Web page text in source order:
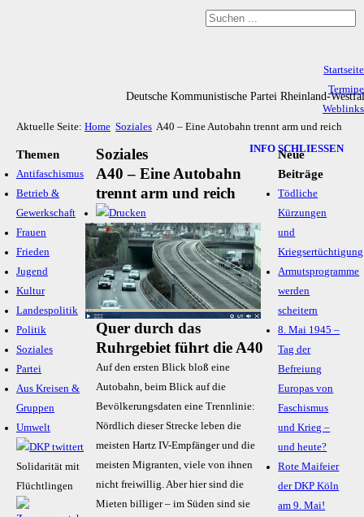
Deutsche Kommunistische Partei Rheinland-
Startseite
Termine
Weblinks
Archiv
Impressum & Datenschutz
Aktuelle Seite: Home Soziales A40 – Eine Autobahn trennt arm und reich
Themen
Antifaschismus
Betrieb &
Gewerkschaft
Frauen
Frieden
Jugend
Kultur
Landespolitik
Politik
Soziales
Partei
Aus Kreisen &
Gruppen
Umwelt
Solidarität mit
Flüchtlingen
Soziales
A40 – Eine Autobahn
trennt arm und reich
Quer durch das
Ruhrgebiet führt die A40
Auf den ersten Blick bloß eine
Autobahn, beim Blick auf die
Bevölkerungsdaten eine Trennlinie:
Nördlich dieser Strecke leben die
meisten Hartz IV-Empfänger und die
meisten Migranten, viele von ihnen
nicht freiwillig. Aber hier sind die
Mieten billiger – im Süden sind sie
INFO SCHLIESSEN
Neue
Beiträge
Tödliche
Kürzungen
und
Kriegsertüchtigung
Armutsprogramme
werden
scheitern
8. Mai 1945 –
Tag der
Befreiung
Europas von
Faschismus
und Krieg –
und heute?
Rote Maifeier
der DKP Köln
am 9. Mai!